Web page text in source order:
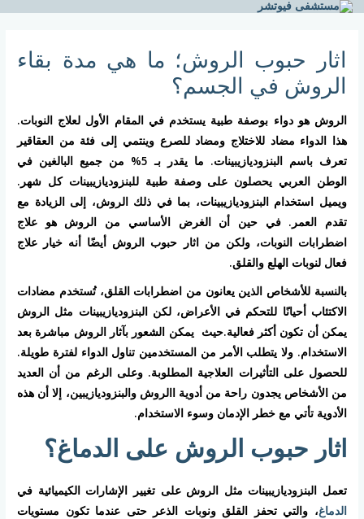
تخطي
المحتوىاثار حبوب الروش؛ ما هي مدة بقاء
الروش في الجسم؟
الروش هو دواء بوصفة طبية يستخدم في المقام الأول لعلاج النوبات.
هذا الدواء مضاد للاختلاج ومضاد للصرع وينتمي إلى فئة من العقاقير
تعرف باسم البنزوديازيبينات. ما يقدر بـ 5% من جميع البالغين في
الوطن العربي يحصلون على وصفة طبية للبنزوديازيبينات كل شهر.
ويميل استخدام البنزوديازيبينات، بما في ذلك الروش، إلى الزيادة مع
تقدم العمر. في حين أن الغرض الأساسي من الروش هو علاج
اضطرابات النوبات، ولكن من اثار حبوب الروش أيضًا أنه خيار علاج
فعال لنوبات الهلع والقلق.
بالنسبة للأشخاص الذين يعانون من اضطرابات القلق، تُستخدم مضادات
الاكتئاب أحيانًا للتحكم في الأعراض، لكن البنزوديازيبينات مثل الروش
يمكن أن تكون أكثر فعالية.حيث يمكن الشعور بآثار الروش مباشرة بعد
الاستخدام. ولا يتطلب الأمر من المستخدمين تناول الدواء لفترة طويلة.
للحصول على التأثيرات العلاجية المطلوبة. وعلى الرغم من أن العديد
من الأشخاص يجدون راحة من أدوية االروش والبنزوديازيبين، إلا أن هذه
الأدوية تأتي مع خطر الإدمان وسوء الاستخدام.
اثار حبوب الروش على الدماغ؟
تعمل البنزوديازيبينات مثل الروش على تغيير الإشارات الكيميائية في
الدماغ، والتي تحفز القلق ونوبات الذعر حتى عندما تكون مستويات